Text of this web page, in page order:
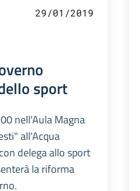
29/01/2019
sport
nell'Aula Magna
all'Acqua
delega allo sport
la riforma